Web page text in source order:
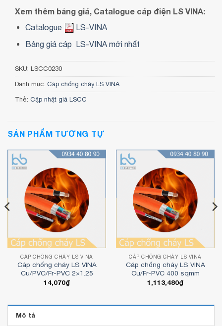
Xem thêm bảng giá, Catalogue cáp điện LS VINA:
Catalogue
LS-VINA
Bảng giá cáp LS-VINA mới nhất
SKU: LSCC0230
Danh mục: Cáp chống cháy LS VINA
Thẻ: Cập nhật giá LSCC
SẢN PHẨM TƯƠNG TỰ
CÁP CHỐNG CHÁY LS VINA
Cáp chống cháy LS VINA
Cu/PVC/Fr-PVC 2×1.25
14,070₫
CÁP CHỐNG CHÁY LS VINA
Cáp chống cháy LS VINA
Cu/Fr-PVC 400 sqmm
1,113,480₫
Mô tả